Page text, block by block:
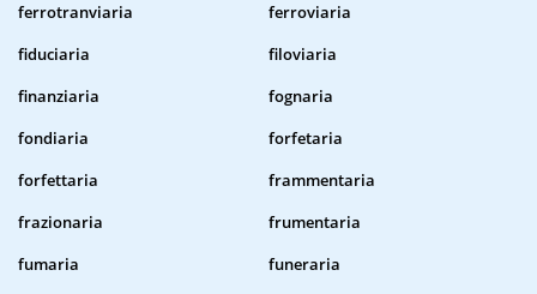
ferrotranviaria
ferroviaria
fiduciaria
filoviaria
finanziaria
fognaria
fondiaria
forfetaria
forfettaria
frammentaria
frazionaria
frumentaria
fumaria
funeraria